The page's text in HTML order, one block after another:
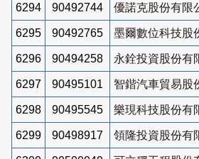
6294 90492744 優諾克股份有限
6295 90492765 墨爾數位科技股
6296 90494258 永銓投資股份有
6297 90495101 智鍇汽車貿易股
6298 90495545 樂現科技股份有
6299 90498917 領隆投資股份有